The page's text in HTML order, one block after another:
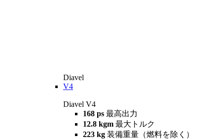
Diavel
V4
Diavel V4
168 ps 最高出力
12.8 kgm 最大トルク
223 kg 装備重量（燃料を除く）